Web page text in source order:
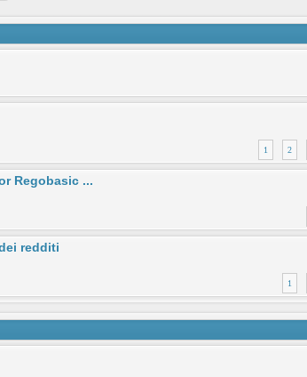
1 2
Regobasic ...
redditi
1